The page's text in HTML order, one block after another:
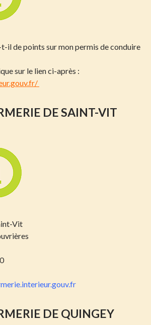
il de points sur mon permis de conduire
sur le lien ci-après :
DE SAINT-VIT
Vit
DE QUINGEY